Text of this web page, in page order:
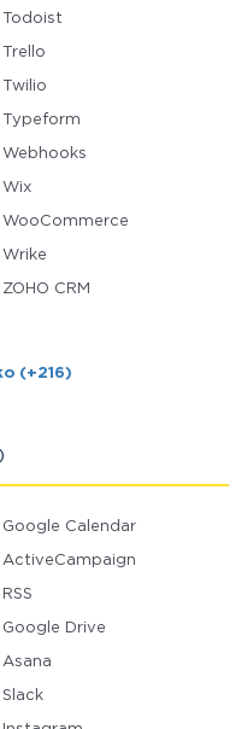
Todoist
Trello
Twilio
Typeform
Webhooks
Wix
WooCommerce
Wrike
ZOHO CRM
(+216)
Google Calendar
ActiveCampaign
RSS
Google Drive
Asana
Slack